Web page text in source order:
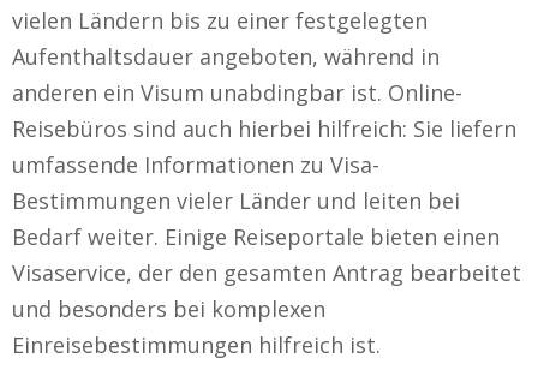
vielen Ländern bis zu einer festgelegten
Aufenthaltsdauer angeboten, während in
anderen ein Visum unabdingbar ist. Online-
Reisebüros sind auch hierbei hilfreich: Sie liefern
umfassende Informationen zu Visa-
Bestimmungen vieler Länder und leiten bei
Bedarf weiter. Einige Reiseportale bieten einen
Visaservice, der den gesamten Antrag bearbeitet
und besonders bei komplexen
Einreisebestimmungen hilfreich ist.